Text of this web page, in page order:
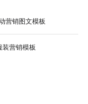
包括色彩、字体
工具的模板库，可
营销图文模板
装营销模板